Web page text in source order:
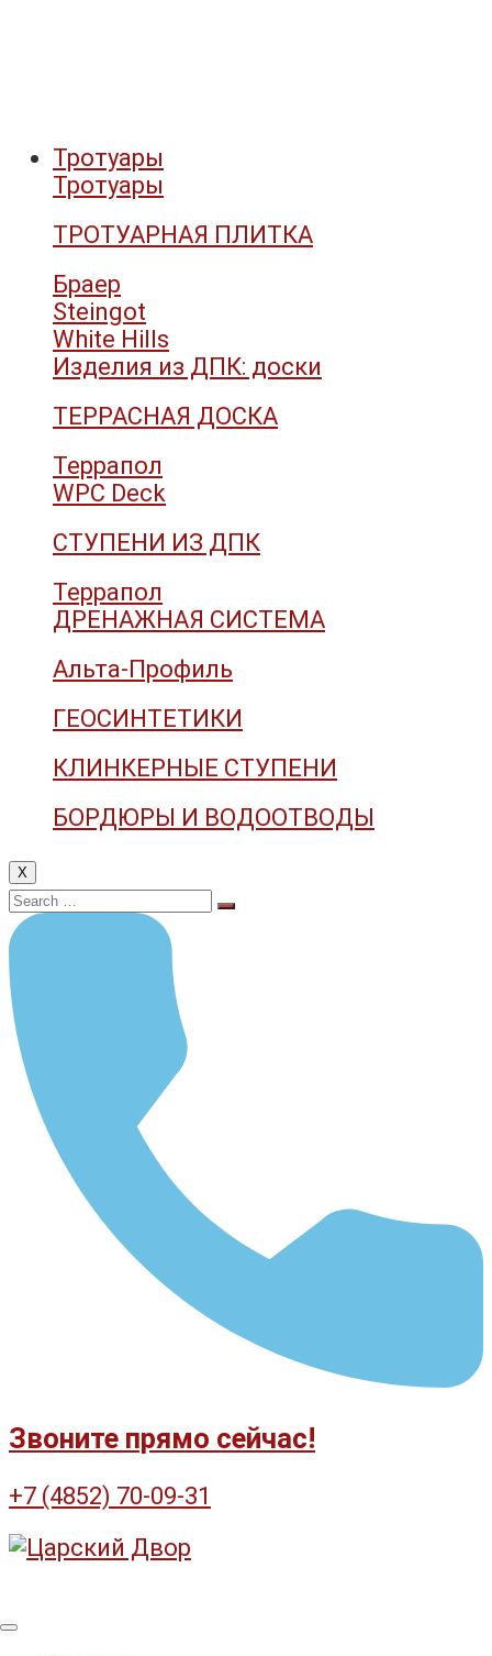
Тротуары
Тротуары
ТРОТУАРНАЯ ПЛИТКА
Браер
Steingot
White Hills
Изделия из ДПК: доски
ТЕРРАСНАЯ ДОСКА
Террапол
WPC Deck
СТУПЕНИ ИЗ ДПК
Террапол
ДРЕНАЖНАЯ СИСТЕМА
Альта-Профиль
ГЕОСИНТЕТИКИ
КЛИНКЕРНЫЕ СТУПЕНИ
БОРДЮРЫ И ВОДООТВОДЫ
X
Search
for:
Звоните прямо сейчас!
+7 (4852) 70-09-31